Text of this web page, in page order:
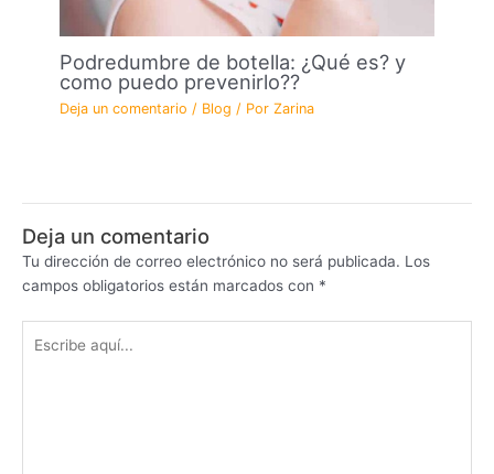
Podredumbre de botella: ¿Qué es? y
como puedo prevenirlo??
Deja un comentario / Blog / PorZarina
Deja un comentario
Tu dirección de correo electrónico no será publicada. Los
campos obligatorios están marcados con *
aquí...